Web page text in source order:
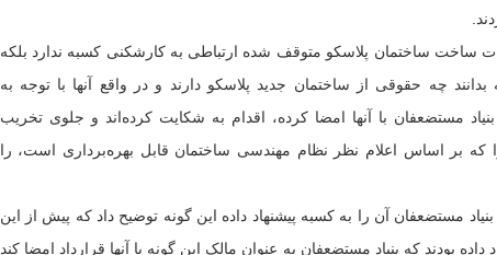
ساخت ساختمان پلاسکو متوقف شده ارتباطی به کارشکنی کسبه ندارد بلکه
چه حقوقی از ساختمان جدید پلاسکو دارند و در واقع آنها با توجه به
مستضعفان با آنها امضا کرده، اقدام به شکایت کرده‌اند و جلوی تخریب
که بر اساس اعلام نظر نظام مهندسی ساختمان قابل بهره‌برداری است، را
مستضعفان آن را به کسبه پیشنهاد داده این گونه توضیح داد که پیش از این
بودند که بنیاد مستضعفان به عنوان مالک این گونه با آنها قرارداد امضا کند